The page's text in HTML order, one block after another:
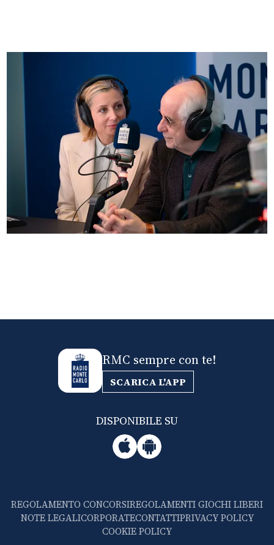
RMC sempre con te!
SCARICA L'APP
DISPONIBILE SU
REGOLAMENTO CONCORSIREGOLAMENTI GIOCHI LIBERI
NOTE LEGALICORPORATECONTATTIPRIVACY POLICY
COOKIE POLICY